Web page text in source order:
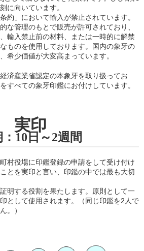
に向いています。
約」において輸入が禁止されています。
な管理のもとで販売が許可されており、
輸入禁止前の材料、または一時的に解禁
ものを使用しております。国内の象牙の
希少価値が大変高まっています。
済産業省認定の本象牙を取り扱ってお
すべての象牙印鑑にお付けしています。
実印
10日～2週間
村役場に印鑑登録の申請をして受け付け
とを実印と言い、印鑑の中では最も大切
明する役割を果たします。原則として一
として使用されます。（同じ印鑑を2人で
。）